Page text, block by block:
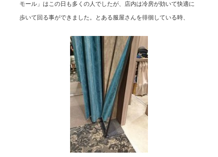
モール」はこの日も多くの人でしたが、店内は冷房が効いて快適に
歩いて回る事ができました。とある服屋さんを徘徊している時、